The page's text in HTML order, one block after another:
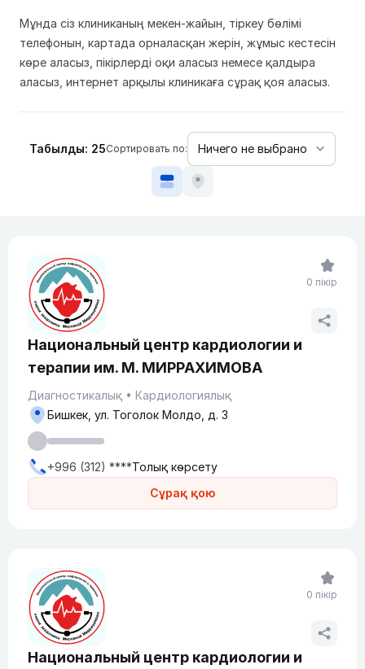
Мұнда сіз клиниканың мекен-жайын, тіркеу бөлімі
телефонын, картада орналасқан жерін, жұмыс кестесін
көре аласыз, пікірлерді оқи аласыз немесе қалдыра
аласыз, интернет арқылы клиникаға сұрақ қоя аласыз.
Табылды: 25Сортировать по:
Национальный центр кардиологии и
терапии им. М. МИРРАХИМОВА
Диагностикалық Кардиологиялық
Сұрақ қою
Бишкек, ул. ​Тоголок Молдо, д. 3
+996 (312) ****Толық көрсету
0 пікір
Национальный центр кардиологии и
0 пікір